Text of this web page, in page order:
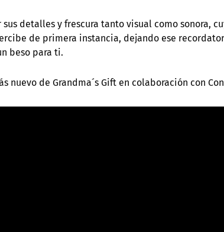
detalles y frescura tanto visual como sonora,
de primera instancia, dejando ese
beso para ti.
nuevo de Grandma´s Gift en colaboración con